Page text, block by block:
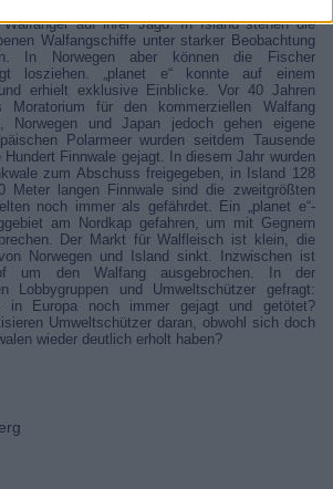
Walfänger auf ihrer Jagd. In Island stehen die
Walfangschiffe unter starker Beobachtung
In Norwegen aber können die Fischer
losziehen. „planet e“ konnte auf einem
erhielt exklusive Einblicke. Vor 40 Jahren
Moratorium für den kommerziellen Walfang
Norwegen und Japan jedoch gehen eigene
Polarmeer wurden seitdem Tausende
Hundert Finnwale gejagt. In diesem Jahr wurden
zum Abschuss freigegeben, in Island 128
Meter langen Finnwale sind die zweitgrößten
noch immer als gefährdet. Ein „planet e“-
am Nordkap gefahren, um mit Gegnern
Der Markt für Walfleisch ist klein, die
Norwegen und Island sinkt. Inzwischen ist
um den Walfang ausgebrochen. In der
Lobbygruppen und Umweltschützer gefragt:
in Europa noch immer gejagt und getötet?
Umweltschützer daran, obwohl sich doch
wieder deutlich erholt haben?